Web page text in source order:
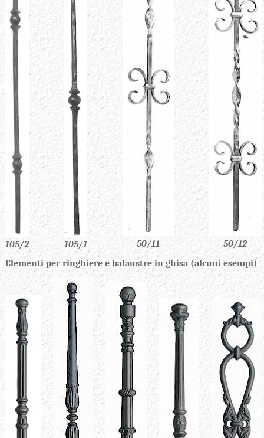
105/2 105/1 50/11
50/12
Elementi per ringhiere e balaustre in ghisa (alcuni esempi)